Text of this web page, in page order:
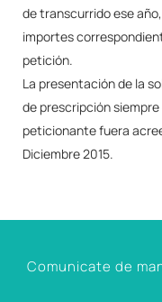
de transcurrido ese
importes
petición.
La presentación de la
de prescripción
peticionante fuera
Diciembre 2015.
Comunicate de